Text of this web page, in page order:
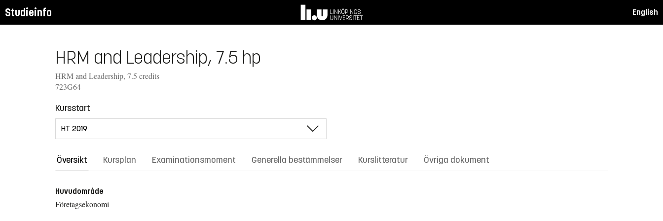
Studieinfo English
HRM and Leadership, 7.5 hp
HRM and Leadership, 7.5 credits
723G64
Kursstart
Översikt Kursplan Examinationsmoment Generella bestämmelser Kurslitteratur Övriga dokument
Huvudområde
Företagsekonomi